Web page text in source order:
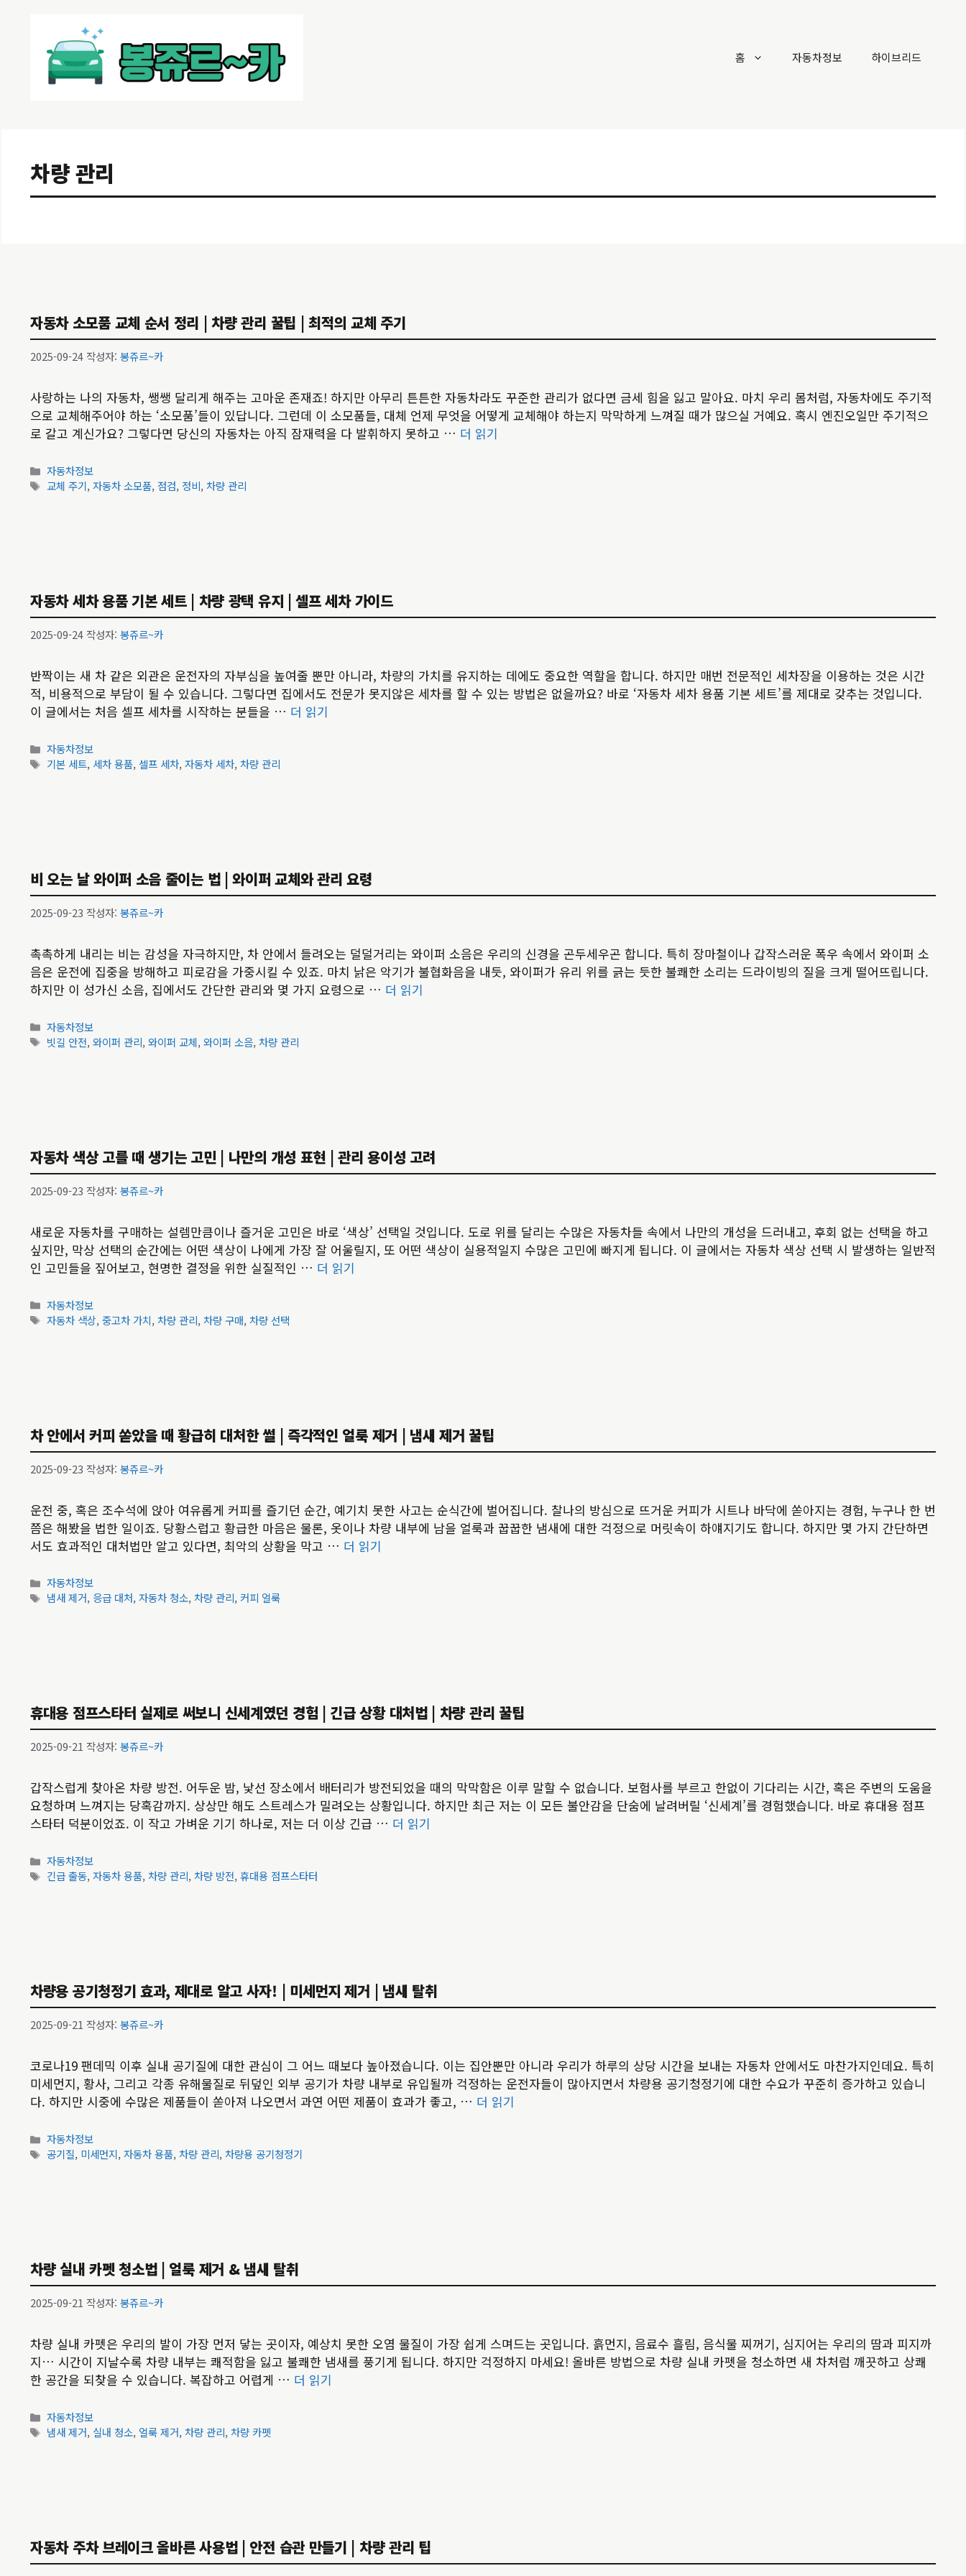
홈 자동차정보 하이브리드
차량 관리
자동차 소모품 교체 순서 정리 | 차량 관리 꿀팁 | 최적의 교체 주기
2025-09-24 작성자: 봉쥬르~카
사랑하는 나의 자동차, 쌩쌩 달리게 해주는 고마운 존재죠! 하지만 아무리 튼튼한 자동차라도 꾸준한 관리가 없다면 금세 힘을 잃고 말아요. 마치 우리 몸처럼, 자동차에도 주기적
으로 교체해주어야 하는 ‘소모품’들이 있답니다. 그런데 이 소모품들, 대체 언제 무엇을 어떻게 교체해야 하는지 막막하게 느껴질 때가 많으실 거예요. 혹시 엔진오일만 주기적으
로 갈고 계신가요? 그렇다면 당신의 자동차는 아직 잠재력을 다 발휘하지 못하고 … 더 읽기
카
테
자동차정보
태
교체 주기,자동차 소모품, 점검, 정비,차량 관리
자동차 세차 용품 기본 세트 | 차량 광택 유지 | 셀프 세차 가이드
2025-09-24 작성자: 봉쥬르~카
반짝이는 새 차 같은 외관은 운전자의 자부심을 높여줄 뿐만 아니라, 차량의 가치를 유지하는 데에도 중요한 역할을 합니다. 하지만 매번 전문적인 세차장을 이용하는 것은 시간
적, 비용적으로 부담이 될 수 있습니다. 그렇다면 집에서도 전문가 못지않은 세차를 할 수 있는 방법은 없을까요? 바로 ‘자동차 세차 용품 기본 세트’를 제대로 갖추는 것입니다.
이 글에서는 처음 셀프 세차를 시작하는 분들을 … 더 읽기
카
테
자동차정보
태
기본 세트, 세차 용품,셀프 세차,자동차 세차,차량 관리
비 오는 날 와이퍼 소음 줄이는 법 | 와이퍼 교체와 관리 요령
2025-09-23 작성자: 봉쥬르~카
촉촉하게 내리는 비는 감성을 자극하지만, 차 안에서 들려오는 덜덜거리는 와이퍼 소음은 우리의 신경을 곤두세우곤 합니다. 특히 장마철이나 갑작스러운 폭우 속에서 와이퍼 소
음은 운전에 집중을 방해하고 피로감을 가중시킬 수 있죠. 마치 낡은 악기가 불협화음을 내듯, 와이퍼가 유리 위를 긁는 듯한 불쾌한 소리는 드라이빙의 질을 크게 떨어뜨립니다.
하지만 이 성가신 소음, 집에서도 간단한 관리와 몇 가지 요령으로 … 더 읽기
카
테
자동차정보
태
빗길 안전,와이퍼 관리,와이퍼 교체,와이퍼 소음,차량 관리
자동차 색상 고를 때 생기는 고민 | 나만의 개성 표현 | 관리 용이성 고려
2025-09-23 작성자: 봉쥬르~카
새로운 자동차를 구매하는 설렘만큼이나 즐거운 고민은 바로 ‘색상’ 선택일 것입니다. 도로 위를 달리는 수많은 자동차들 속에서 나만의 개성을 드러내고, 후회 없는 선택을 하고
싶지만, 막상 선택의 순간에는 어떤 색상이 나에게 가장 잘 어울릴지, 또 어떤 색상이 실용적일지 수많은 고민에 빠지게 됩니다. 이 글에서는 자동차 색상 선택 시 발생하는 일반적
인 고민들을 짚어보고, 현명한 결정을 위한 실질적인 … 더 읽기
카
테
자동차정보
태
자동차 색상,중고차 가치,차량 관리,차량 구매,차량 선택
차 안에서 커피 쏟았을 때 황급히 대처한 썰 | 즉각적인 얼룩 제거 | 냄새 제거 꿀팁
2025-09-23 작성자: 봉쥬르~카
운전 중, 혹은 조수석에 앉아 여유롭게 커피를 즐기던 순간, 예기치 못한 사고는 순식간에 벌어집니다. 찰나의 방심으로 뜨거운 커피가 시트나 바닥에 쏟아지는 경험, 누구나 한 번
쯤은 해봤을 법한 일이죠. 당황스럽고 황급한 마음은 물론, 옷이나 차량 내부에 남을 얼룩과 꿉꿉한 냄새에 대한 걱정으로 머릿속이 하얘지기도 합니다. 하지만 몇 가지 간단하면
서도 효과적인 대처법만 알고 있다면, 최악의 상황을 막고 … 더 읽기
카
테
자동차정보
태
냄새 제거, 응급 대처,자동차 청소,차량 관리, 커피 얼룩
휴대용 점프스타터 실제로 써보니 신세계였던 경험 | 긴급 상황 대처법 | 차량 관리 꿀팁
2025-09-21 작성자: 봉쥬르~카
갑작스럽게 찾아온 차량 방전. 어두운 밤, 낯선 장소에서 배터리가 방전되었을 때의 막막함은 이루 말할 수 없습니다. 보험사를 부르고 한없이 기다리는 시간, 혹은 주변의 도움을
요청하며 느껴지는 당혹감까지. 상상만 해도 스트레스가 밀려오는 상황입니다. 하지만 최근 저는 이 모든 불안감을 단숨에 날려버릴 ‘신세계’를 경험했습니다. 바로 휴대용 점프
스타터 덕분이었죠. 이 작고 가벼운 기기 하나로, 저는 더 이상 긴급 … 더 읽기
카
테
자동차정보
태
긴급 출동,자동차 용품,차량 관리,차량 방전,휴대용 점프스타터
차량용 공기청정기 효과, 제대로 알고 사자! | 미세먼지 제거 | 냄새 탈취
2025-09-21 작성자: 봉쥬르~카
코로나19 팬데믹 이후 실내 공기질에 대한 관심이 그 어느 때보다 높아졌습니다. 이는 집안뿐만 아니라 우리가 하루의 상당 시간을 보내는 자동차 안에서도 마찬가지인데요. 특히
미세먼지, 황사, 그리고 각종 유해물질로 뒤덮인 외부 공기가 차량 내부로 유입될까 걱정하는 운전자들이 많아지면서 차량용 공기청정기에 대한 수요가 꾸준히 증가하고 있습니
다. 하지만 시중에 수많은 제품들이 쏟아져 나오면서 과연 어떤 제품이 효과가 좋고, … 더 읽기
카
테
자동차정보
태
공기질, 미세먼지,자동차 용품,차량 관리,차량용 공기청정기
차량 실내 카펫 청소법 | 얼룩 제거 & 냄새 탈취
2025-09-21 작성자: 봉쥬르~카
차량 실내 카펫은 우리의 발이 가장 먼저 닿는 곳이자, 예상치 못한 오염 물질이 가장 쉽게 스며드는 곳입니다. 흙먼지, 음료수 흘림, 음식물 찌꺼기, 심지어는 우리의 땀과 피지까
지… 시간이 지날수록 차량 내부는 쾌적함을 잃고 불쾌한 냄새를 풍기게 됩니다. 하지만 걱정하지 마세요! 올바른 방법으로 차량 실내 카펫을 청소하면 새 차처럼 깨끗하고 상쾌
한 공간을 되찾을 수 있습니다. 복잡하고 어렵게 … 더 읽기
카
테
자동차정보
태
냄새 제거, 실내 청소, 얼룩 제거,차량 관리,차량 카펫
자동차 주차 브레이크 올바른 사용법 | 안전 습관 만들기 | 차량 관리 팁